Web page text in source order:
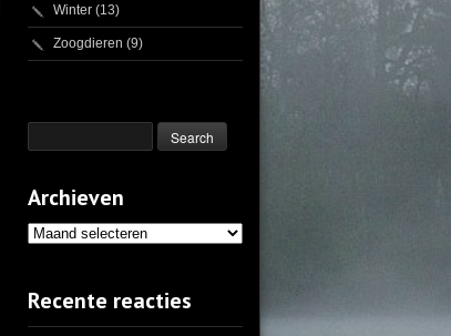
Winter (13)
Zoogdieren (9)
Archieven
Archieven
Recente reacties